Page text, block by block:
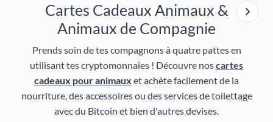
Cartes Cadeaux Animaux &
Animaux de Compagnie
Prends soin de tes compagnons à quatre pattes en
utilisant tes cryptomonnaies ! Découvre noscartes
cadeaux pour animaux et achète facilement de la
nourriture, des accessoires ou des services de toilettage
avec du Bitcoin et bien d'autres devises.